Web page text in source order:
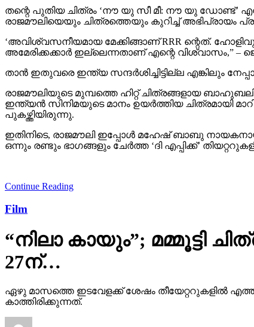
തന്റെ പുതിയ ചിത്രം ‘നൗ യു സീ മീ: നൗ യു
രാജമൗലിയെയും ചിത്രത്തെയും കുറിച്ച് അഭിപ്രായം
‘അവിശ്വസനീയമായ മേക്കിങ്ങാണ് RRR ന്റെത്.
അമേരിക്കക്കാര്‍ ഇല്ലെന്നതാണ് എന്റെ
താന്‍ ഇതുവരെ ഇന്ത്യ സന്ദര്‍ശിച്ചിട്ടില്ല എങ്കിലും
രാജമൗലിയുടെ മുമ്പത്തെ ഹിറ്റ് ചിത്രങ്ങളായ
ഇന്ത്യന്‍ സിനിമയുടെ മാനം ഉയര്‍ത്തിയ ചിത്രമായി
പുകഴ്ത്തിയിരുന്നു.
ഇതിനിടെ, രാജമൗലി ഇപ്പോള്‍ മഹേഷ് ബാബു
ഒന്നും രണ്ടും ഭാഗങ്ങളും ചേര്‍ത്ത ‘ദി എപ്പിക്ക്’
Continue Reading
Film
“നിലാ കായും”; മമ്മൂട്ടി
27ന്…
ഏഴു മാസത്തെ ഇടവേളക്ക് ശേഷം തീയേറ്ററുകളിൽ
കാത്തിരിക്കുന്നത്.